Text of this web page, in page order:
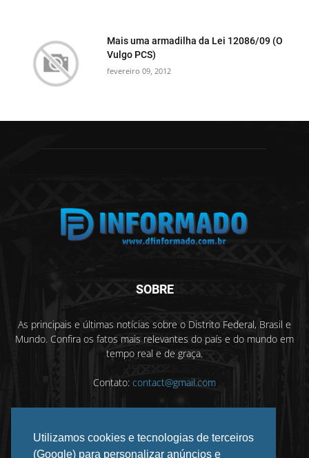
Utilizamos cookies e tecnologias de terceiros
(Google) para personalizar anúncios e
Mais uma armadilha da Lei 12086/09 (O
Vulgo PCS)
fevereiro 09, 2012
SOBRE
As principais e últimas notícias sobre o Distrito Federal, Brasil e
Mundo. Confira os fatos mais relevantes do país e do mundo em
tempo real e de graça.
Contato: contact@gmail.com
SIGA-NOS